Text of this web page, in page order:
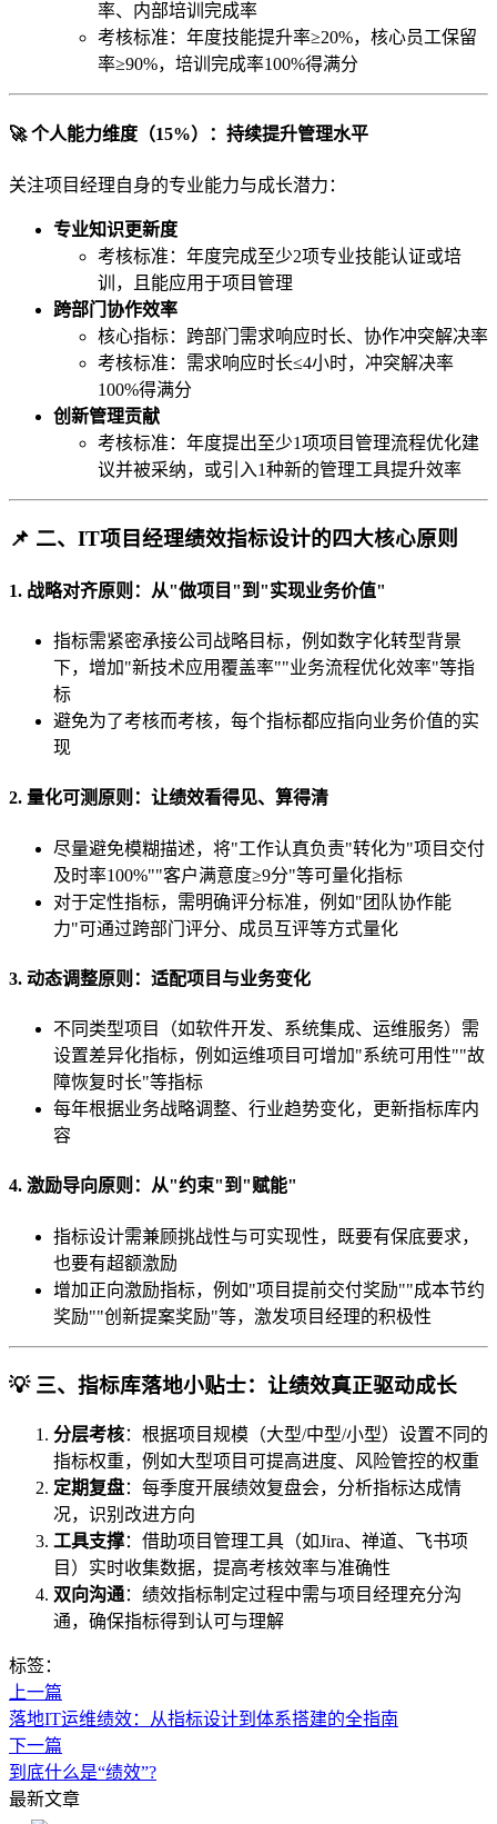
率、内部培训完成率
考核标准：年度技能提升率≥20%，核心员工保留
率≥90%，培训完成率100%得满分
🚀 个人能力维度（15%）：持续提升管理水平
关注项目经理自身的专业能力与成长潜力：
专业知识更新度
考核标准：年度完成至少2项专业技能认证或培
训，且能应用于项目管理
跨部门协作效率
核心指标：跨部门需求响应时长、协作冲突解决率
考核标准：需求响应时长≤4小时，冲突解决率
100%得满分
创新管理贡献
考核标准：年度提出至少1项项目管理流程优化建
议并被采纳，或引入1种新的管理工具提升效率
📌 二、IT项目经理绩效指标设计的四大核心原则
1. 战略对齐原则：从"做项目"到"实现业务价值"
指标需紧密承接公司战略目标，例如数字化转型背景
下，增加"新技术应用覆盖率""业务流程优化效率"等指
标
避免为了考核而考核，每个指标都应指向业务价值的实
现
2. 量化可测原则：让绩效看得见、算得清
尽量避免模糊描述，将"工作认真负责"转化为"项目交付
及时率100%""客户满意度≥9分"等可量化指标
对于定性指标，需明确评分标准，例如"团队协作能
力"可通过跨部门评分、成员互评等方式量化
3. 动态调整原则：适配项目与业务变化
不同类型项目（如软件开发、系统集成、运维服务）需
设置差异化指标，例如运维项目可增加"系统可用性""故
障恢复时长"等指标
每年根据业务战略调整、行业趋势变化，更新指标库内
容
4. 激励导向原则：从"约束"到"赋能"
指标设计需兼顾挑战性与可实现性，既要有保底要求，
也要有超额激励
增加正向激励指标，例如"项目提前交付奖励""成本节约
奖励""创新提案奖励"等，激发项目经理的积极性
💡 三、指标库落地小贴士：让绩效真正驱动成长
分层考核：根据项目规模（大型/中型/小型）设置不同的
指标权重，例如大型项目可提高进度、风险管控的权重
定期复盘：每季度开展绩效复盘会，分析指标达成情
况，识别改进方向
工具支撑：借助项目管理工具（如Jira、禅道、飞书项
目）实时收集数据，提高考核效率与准确性
双向沟通：绩效指标制定过程中需与项目经理充分沟
通，确保指标得到认可与理解
标签：
上一篇
落地IT运维绩效：从指标设计到体系搭建的全指南
下一篇
到底什么是“绩效”?
最新文章